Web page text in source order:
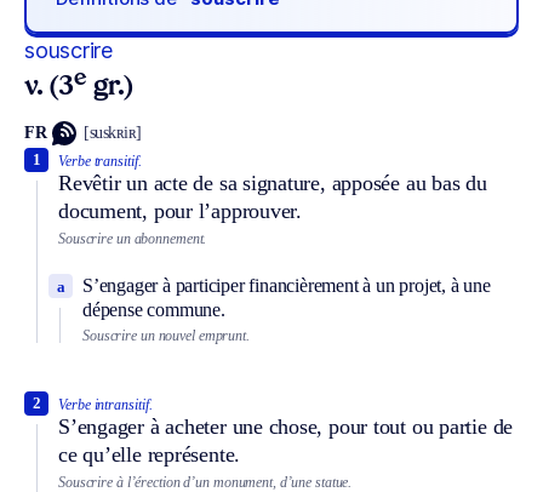
souscrire
v. (3e gr.)
FR [suskʀiʀ]
Verbe transitif.
Revêtir un acte de sa signature, apposée au bas du
document, pour l’approuver.
1
Souscrire un abonnement.
S’engager à participer financièrement à un projet, à une
dépense commune.
a
Souscrire un nouvel emprunt.
Verbe intransitif.
S’engager à acheter une chose, pour tout ou partie de
ce qu’elle représente.
2
Souscrire à l’érection d’un monument, d’une statue.